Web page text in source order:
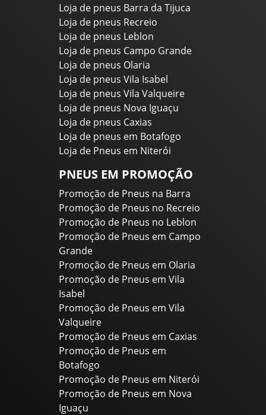
Loja de pneus Barra da Tijuca
Loja de pneus Recreio
Loja de pneus Leblon
Loja de pneus Campo Grande
Loja de pneus Olaria
Loja de pneus Vila Isabel
Loja de pneus Vila Valqueire
Loja de pneus Nova Iguaçu
Loja de pneus Caxias
Loja de pneus em Botafogo
Loja de Pneus em Niterói
PNEUS EM PROMOÇÃO
Promoção de Pneus na Barra
Promoção de Pneus no Recreio
Promoção de Pneus no Leblon
Promoção de Pneus em Campo
Grande
Promoção de Pneus em Olaria
Promoção de Pneus em Vila
Isabel
Promoção de Pneus em Vila
Valqueire
Promoção de Pneus em Caxias
Promoção de Pneus em
Botafogo
Promoção de Pneus em Niterói
Promoção de Pneus em Nova
Iguaçu